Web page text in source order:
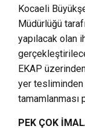
Kocaeli
Müdürlüğü
yapılacak olan
EKAP
yer
tamamlanması
PEK ÇOK